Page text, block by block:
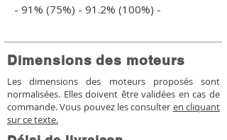
- 91% (75%) - 91.2% (100%) -
Dimensions des moteurs
Les dimensions des moteurs proposés sont
normalisées. Elles doivent être validées en cas de
commande. Vous pouvez les consulter en cliquant
sur ce texte.